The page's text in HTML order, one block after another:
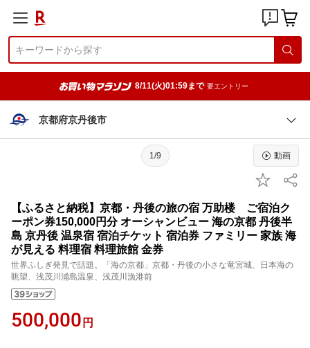
8/11(火)01:59まで 要エントリー
京都府京丹後市
1/9 動画
【ふるさと納税】京都・丹後の旅の宿 万助楼 ご宿泊ク
ーポン券150,000円分 オーシャンビュー 海の京都 丹後半
島 京丹後 温泉宿 宿泊チケット 宿泊券 ファミリー 家族 海
が見える 料理宿 料理旅館 金券
世界ふしぎ発見で話題。「海の京都」京都・丹後の小さな竜宮城、日本海の
眺望、浅茂川浦島温泉、浅茂川漁港前
500,000 円